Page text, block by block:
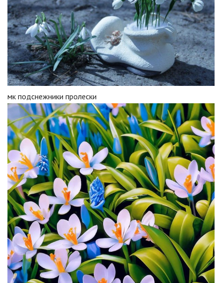
мк подснежники пролески